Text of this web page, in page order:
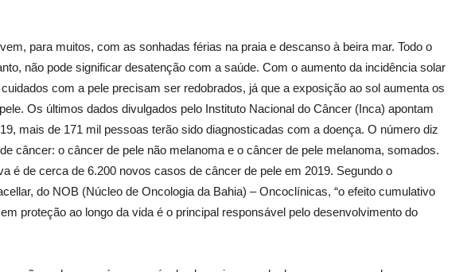
para muitos, com as sonhadas férias na praia e descanso à beira mar. Todo o
não pode significar desatenção com a saúde. Com o aumento da incidência solar
com a pele precisam ser redobrados, já que a exposição ao sol aumenta os
Os últimos dados divulgados pelo Instituto Nacional do Câncer (Inca) apontam
mais de 171 mil pessoas terão sido diagnosticadas com a doença. O número diz
câncer: o câncer de pele não melanoma e o câncer de pele melanoma, somados.
é de cerca de 6.200 novos casos de câncer de pele em 2019. Segundo o
do NOB (Núcleo de Oncologia da Bahia) – Oncoclínicas, “o efeito cumulativo
proteção ao longo da vida é o principal responsável pelo desenvolvimento do